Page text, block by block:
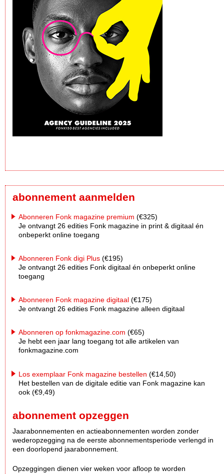
abonnement aanmelden
Abonneren Fonk magazine premium (€325)
Je ontvangt 26 edities Fonk magazine in print & digitaal én
onbeperkt online toegang
Abonneren Fonk digi Plus (€195)
Je ontvangt 26 edities Fonk digitaal én onbeperkt online
toegang
Abonneren Fonk magazine digitaal (€175)
Je ontvangt 26 edities Fonk magazine alleen digitaal
Abonneren op fonkmagazine.com (€65)
Je hebt een jaar lang toegang tot alle artikelen van
fonkmagazine.com
Los exemplaar Fonk magazine bestellen (€14,50)
Het bestellen van de digitale editie van Fonk magazine kan
ook (€9,49)
abonnement opzeggen
Jaarabonnementen en actieabonnementen worden zonder
wederopzegging na de eerste abonnementsperiode verlengd in
een doorlopend jaarabonnement.
Opzeggingen dienen vier weken voor afloop te worden